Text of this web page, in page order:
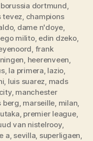
borussia dortmund,
tevez, champions
, dame n'doye,
milito, edin dzeko,
, frank
, heerenveen,
, la primera, lazio,
, luis suarez, mads
, manchester
berg, marseille, milan,
, premier league,
van nistelrooy,
a, sevilla, superligaen,